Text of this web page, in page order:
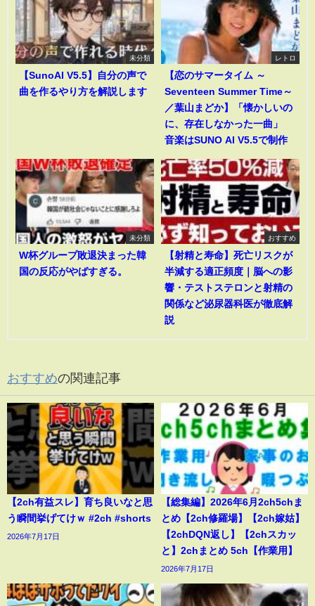
未分類
【SunoAI V5.5】自分の声で
曲を作るやり方を解説します
レトロ
【恋のサマータイム ～
Seventeen Summer Time～
／葉山まどか】「懐かしいの
に、存在しなかった一曲」
音楽はSUNO AI V5.5で制作
未分類
W杯グループ敗退決まった韓
国の反応がやばすぎる。
おすすめ
【射精と寿命】死亡リスクが
半減する適正頻度｜脳への影
響・テストステロンと射精の
関係など泌尿器科医が徹底解
説
おすすめの関連記事
【2ch有益スレ】育ち良いなと思
う瞬間挙げてけｗ #2ch #shorts
2026年7月17日
【総集編】2026年6月2ch5chま
とめ【2ch修羅場】【2ch嫁姑】
【2chDQN返し】【2chスカッ
と】2chまとめ 5ch【作業用】
2026年7月17日